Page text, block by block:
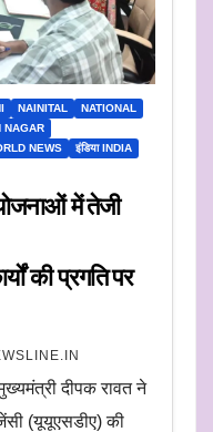
NAINITAL
NATIONAL
NAGAR
NEWS
इंडिया INDIA
में तेजी
की प्रगति पर
दीपक रावत ने
(यूयूएसडीए) की